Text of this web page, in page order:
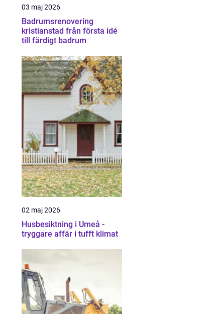
03 maj 2026
Badrumsrenovering
kristianstad från första idé
till färdigt badrum
02 maj 2026
Husbesiktning i Umeå -
tryggare affär i tufft klimat